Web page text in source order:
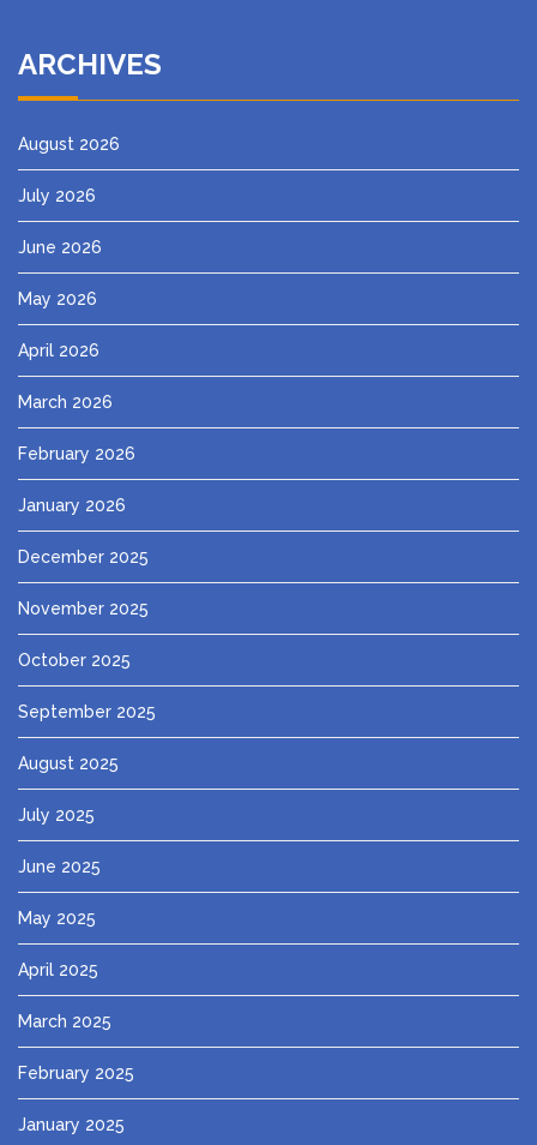
ARCHIVES
August 2026
July 2026
June 2026
May 2026
April 2026
March 2026
February 2026
January 2026
December 2025
November 2025
October 2025
September 2025
August 2025
July 2025
June 2025
May 2025
April 2025
March 2025
February 2025
January 2025